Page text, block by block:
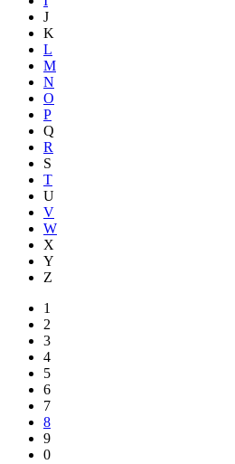
J
K
L
M
N
O
P
Q
R
S
T
U
V
W
X
Y
Z
1
2
3
4
5
6
7
8
9
0